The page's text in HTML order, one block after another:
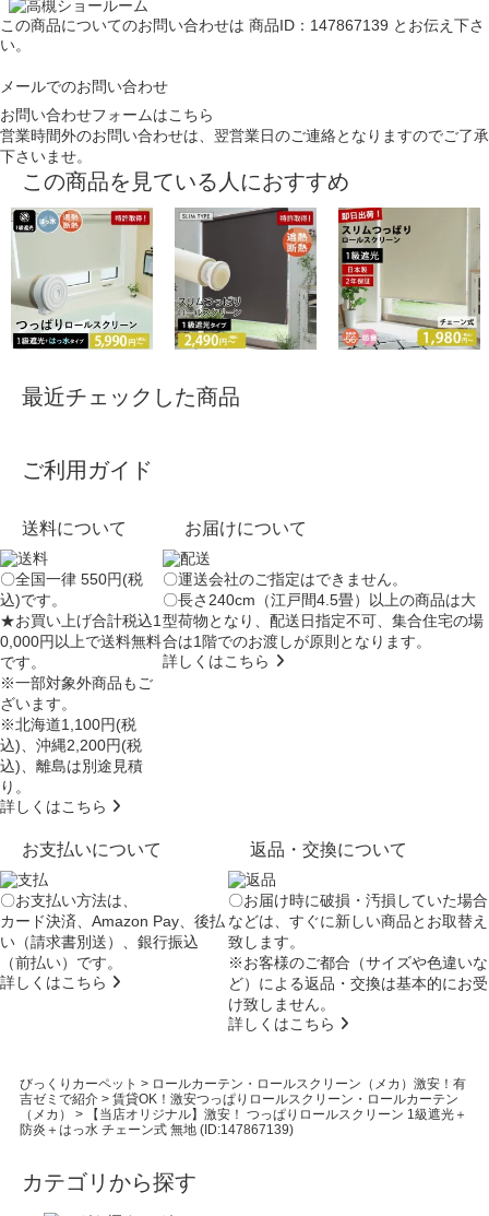
この商品についてのお問い合わせは 商品ID：147867139 とお伝え下さ
い。
メールでのお問い合わせ
お問い合わせフォームはこちら
営業時間外のお問い合わせは、翌営業日のご連絡となりますのでご了承
下さいませ。
この商品を見ている人におすすめ
最近チェックした商品
ご利用ガイド
送料について
〇全国一律 550円(税
込)です。
★お買い上げ合計税込1
0,000円以上で送料無料
です。
※一部対象外商品もご
ざいます。
※北海道1,100円(税
込)、沖縄2,200円(税
込)、離島は別途見積
り。
詳しくはこちら
お届けについて
〇運送会社のご指定はできません。
〇長さ240cm（江戸間4.5畳）以上の商品は大
型荷物となり、配送日指定不可 、集合住宅の場
合は1階でのお渡しが原則となります。
詳しくはこちら
お支払いについて
〇お支払い方法は、
カード決済、Amazon Pay、後払
い（請求書別送）、銀行振込
（前払い）です。
詳しくはこちら
返品・交換について
〇お届け時に破損・汚損していた場合
などは、すぐに新しい商品とお取替え
致します。
※お客様のご都合（サイズや色違いな
ど）による返品・交換は基本的にお受
け致しません。
詳しくはこちら
びっくりカーペット > ロールカーテン・ロールスクリーン（メカ）激安！有
吉ゼミで紹介> 賃貸OK！激安つっぱりロールスクリーン・ロールカーテン
（メカ）
>
【当店オリジナル】激安！ つっぱりロールスクリーン 1級遮光＋
防炎＋はっ水 チェーン式 無地 (ID:147867139)
カテゴリから探す